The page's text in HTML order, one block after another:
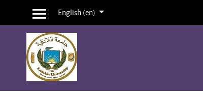
Skip to main content
Side panelEnglish ‎(en)‎